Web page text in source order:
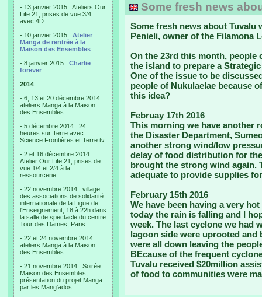
- 13 janvier 2015 : Ateliers Our
Life 21, prises de vue 3/4
avec 4D
- 10 janvier 2015 : Atelier
Manga de rentrée à la
Maison des Ensembles
- 8 janvier 2015 : Charlie
forever
2014
- 6, 13 et 20 décembre 2014 :
ateliers Manga à la Maison
des Ensembles
- 5 décembre 2014 : 24
heures sur Terre avec
Science Frontières et Terre.tv
- 2 et 16 décembre 2014 :
Atelier Our Life 21, prises de
vue 1/4 et 2/4 à la
ressourcerie
- 22 novembre 2014 : village
des associations de solidarité
internationale de la Ligue de
l'Enseignement, 18 à 22h dans
la salle de spectacle du centre
Tour des Dames, Paris
- 22 et 24 novembre 2014 :
ateliers Manga à la Maison
des Ensembles
- 21 novembre 2014 : Soirée
Maison des Ensembles,
présentation du projet Manga
par les Mang'ados
Some fresh news
Some fresh news about Tuvalu
Penieli, owner of the Filamona
On the 23rd this month, people
the island to prepare a
One of the issue to be
people of Nukulaelae because
this idea?
Februay 17th 2016
This morning we have another
the Disaster Department,
another strong wind/low
delay of food distribution for
brought the strong wind again.
adequate to provide supplies
February 15th 2016
We have been having a very
today the rain is falling and I
week. The last cyclone we had
lagoon side were uprooted
were all down leaving the
BEcause of the frequent
Tuvalu received $20million
of food to communities were